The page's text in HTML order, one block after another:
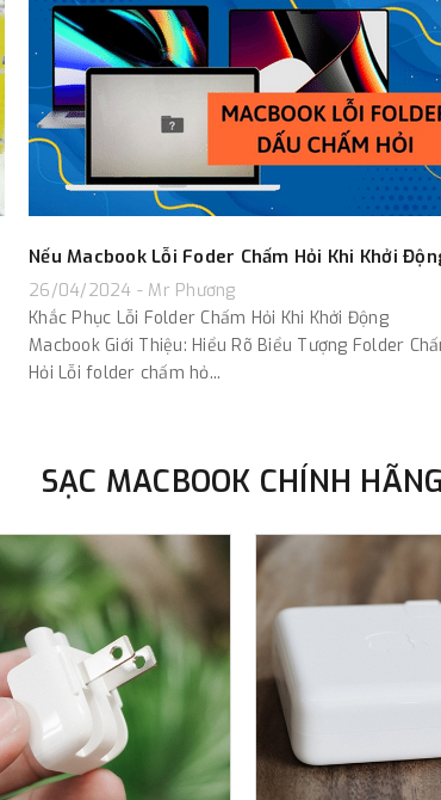
Nếu Macbook Lỗi Foder Chấm Hỏi Khi Khởi
26/04/2024 - Mr Phương
Khắc Phục Lỗi Folder Chấm Hỏi Khi Khởi Động
Macbook Giới Thiệu: Hiểu Rõ Biểu Tượng Folder
Hỏi Lỗi folder chấm hỏ...
SẠC MACBOOK CHÍNH HÃNG